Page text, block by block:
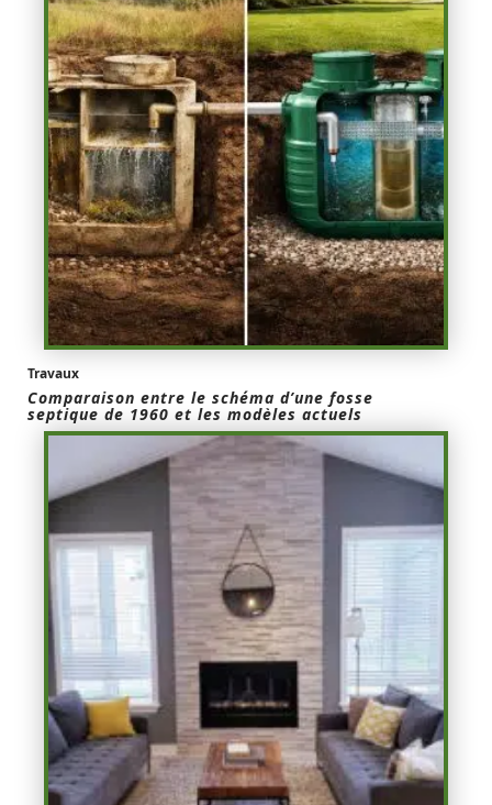
Travaux
Comparaison entre le schéma d’une fosse
septique de 1960 et les modèles actuels